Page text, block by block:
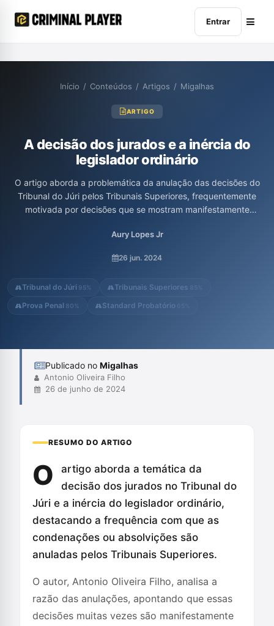
Entrar
Início / Conteúdos / Artigos / Migalhas
ARTIGO
A decisão dos jurados e a inércia do
legislador ordinário
O artigo aborda a problemática da anulação das decisões do
Tribunal do Júri pelos Tribunais Superiores, frequentemente
motivada por decisões que se mostram manifestamente
discute a responsabilidade dos jurados em julgar com base em
critica a inércia do legislador em legislar sobre a questão da
produzidas em plenário de...
Aury Lopes Jr
26 jun. 2024
Tribunal do Júri 95% Tribunais Superiores
Prova Penal 80% Standard Probatório
Publicado no Migalhas
Antonio Oliveira Filho
26 de junho de 2024
RESUMO DO ARTIGO
O
artigo aborda a temática da
decisão dos jurados no Tribunal do
Júri e a inércia do legislador ordinário,
destacando a frequência com que as
condenações ou absolvições são
anuladas pelos Tribunais Superiores.
O autor, Antonio Oliveira Filho, analisa a
razão das anulações, apontando que essas
decisões muitas vezes são manifestamente